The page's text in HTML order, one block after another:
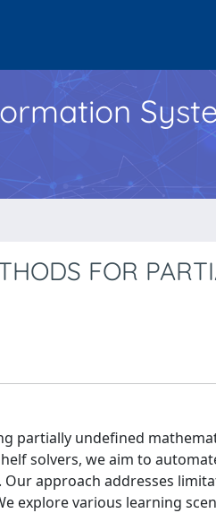
FOR
partially undefined
solvers, we aim to
approach addresses
explore various learning